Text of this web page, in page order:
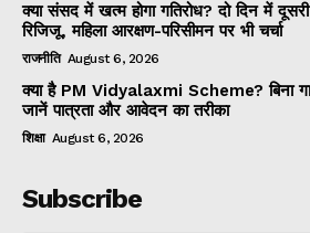
क्या संसद में खत्म होगा गतिरोध? दो दिन में
रिजिजू, महिला आरक्षण-परिसीमन पर भी चर्चा
राजनीति August 6, 2026
क्या है PM Vidyalaxmi Scheme? बिना
जानें पात्रता और आवेदन का तरीका
शिक्षा August 6, 2026
Subscribe